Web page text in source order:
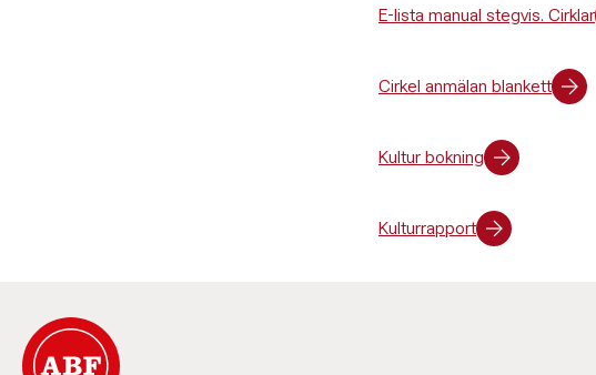
E-lista manual stegvis. Cirklar
Cirkel anmälan blankett
Kultur bokning
Kulturrapport